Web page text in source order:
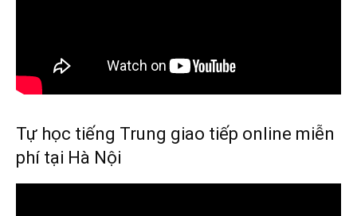
Tự học tiếng Trung giao tiếp online miễn
phí tại Hà Nội